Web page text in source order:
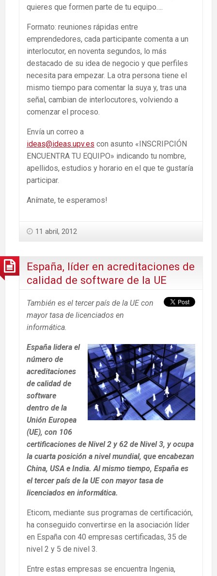
quieres que formen parte de tu equipo….
Formato: reuniones rápidas entre
emprendedores, cada participante comenta a un
interlocutor, en noventa segundos, lo más
destacado de su idea de negocio y que perfiles
necesita para empezar. La otra persona tiene el
mismo tiempo para comentar la suya y, tras una
señal, cambian de interlocutores, volviendo a
comenzar el proceso.
Envía un correo a
ideas@ideas.upv.es con asunto «INSCRIPCIÓN
ENCUENTRA TU EQUIPO» indicando tu nombre,
apellidos, estudios y horario en el que te gustaría
participar.
Anímate, te esperamos!
11 abril, 2012
España, líder en acreditaciones de
calidad de software de la UE
También es el tercer país de la UE con
mayor tasa de licenciados en
informática.
España lidera el
número de
acreditaciones
de calidad de
software
dentro de la
Unión Europea
(UE), con 106
certificaciones de Nivel 2 y 62 de Nivel 3, y ocupa
la cuarta posición a nivel mundial, que encabezan
China, USA e India. Al mismo tiempo, España es
el tercer país de la UE con mayor tasa de
licenciados en informática.
Eticom, mediante sus programas de certificación,
ha conseguido convertirse en la asociación líder
en España con 40 empresas certificadas, 35 de
nivel 2 y 5 de nivel 3.
Entre estas empresas se encuentra Ingenia,